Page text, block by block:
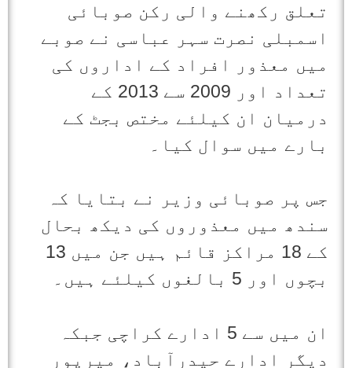
تعلق رکھنے والی رکن صوبائی
اسمبلی نصرت سہر عباسی نے صوبے
میں معذور افراد کے اداروں کی
تعداد اور 2009 سے 2013 کے
درمیان ان کیلئے مختص بجٹ کے
بارے میں سوال کیا۔
جس پر صوبائی وزیر نے بتایا کہ
سندھ میں معذوروں کی دیکھ بحال
کے 18 مراکز قائم ہیں جن میں 13
بچوں اور 5 بالغوں کیلئے ہیں۔
ان میں سے 5 ادارے کراچی جبکہ
دیگر ادارے حیدرآباد، میرپور